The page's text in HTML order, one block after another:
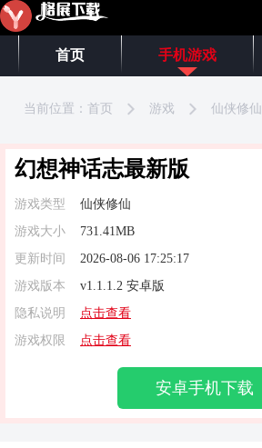
首页 手机游戏
当前位置： 首页 游戏 仙侠修仙
幻想神话志最新版
游戏类型
仙侠修仙
游戏大小
731.41MB
更新时间
2026-08-06 17:25:17
游戏版本
v1.1.1.2 安卓版
隐私说明
点击查看
游戏权限
点击查看
安卓手机下载